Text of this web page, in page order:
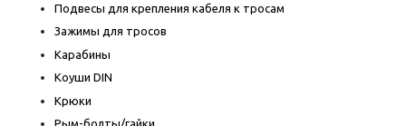
Подвесы для крепления кабеля к тросам
Зажимы для тросов
Карабины
Коуши DIN
Крюки
Рым-болты/гайки